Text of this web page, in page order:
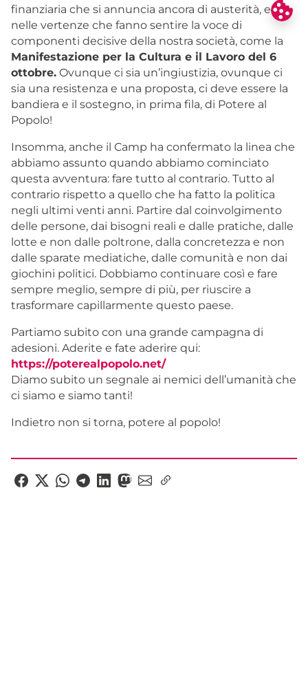
finanziaria che si annuncia ancora di austerità, e
nelle vertenze che fanno sentire la voce di
componenti decisive della nostra società, come la
Manifestazione per la Cultura e il Lavoro del 6
ottobre. Ovunque ci sia un’ingiustizia, ovunque ci
sia una resistenza e una proposta, ci deve essere la
bandiera e il sostegno, in prima fila, di Potere al
Popolo!
Insomma, anche il Camp ha confermato la linea che
abbiamo assunto quando abbiamo cominciato
questa avventura: fare tutto al contrario. Tutto al
contrario rispetto a quello che ha fatto la politica
negli ultimi venti anni. Partire dal coinvolgimento
delle persone, dai bisogni reali e dalle pratiche, dalle
lotte e non dalle poltrone, dalla concretezza e non
dalle sparate mediatiche, dalle comunità e non dai
giochini politici. Dobbiamo continuare così e fare
sempre meglio, sempre di più, per riuscire a
trasformare capillarmente questo paese.
Partiamo subito con una grande campagna di
adesioni. Aderite e fate aderire qui:
https://poterealpopolo.net/
Diamo subito un segnale ai nemici dell’umanità che
ci siamo e siamo tanti!
Indietro non si torna, potere al popolo!